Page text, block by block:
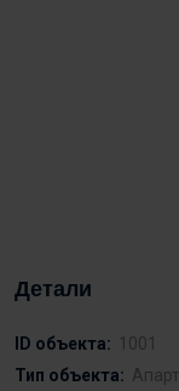
Детали
ID объекта: 1001
Тип объекта: Апарт